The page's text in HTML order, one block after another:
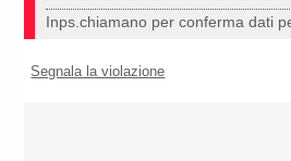
Inps.chiamano per conferma dati
Segnala la violazione